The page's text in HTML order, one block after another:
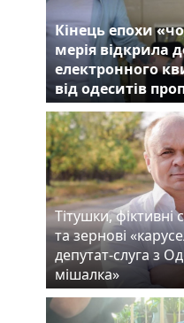
Кінець епохи
мерія відкрила
електронного
від одеситів
Тітушки, фіктивні
та зернові
депутат-слуга з
мішалка»